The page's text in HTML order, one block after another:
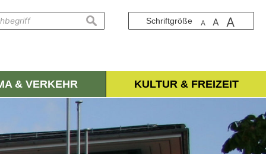
Schriftgröße A A A
suchen
& VERKEHR KULTUR & FREIZEIT